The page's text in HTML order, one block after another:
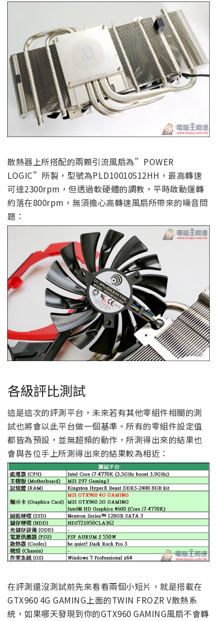
散熱器上所搭配的兩顆引流風扇為”POWER
LOGIC”所製，型號為PLD10010S12HH，最高轉速
可達2300rpm，但透過軟硬體的調教，平時啟動運轉
約落在800rpm，無須擔心高轉速風扇所帶來的噪音問
題：
各級評比測試
這是這次的評測平台，未來若有其他零組件相關的測
試也將會以此平台做一個基準。所有的零組件設定值
都皆為預設，並無超頻的動作，所測得出來的結果也
會與各位手上所測得出來的結果較為相近：
在評測還沒測試前先來看看兩個小短片，就是搭載在
GTX960 4G GAMING上面的TWIN FROZR V散熱系
統，如果哪天發現到你的GTX960 GAMING風扇不會轉